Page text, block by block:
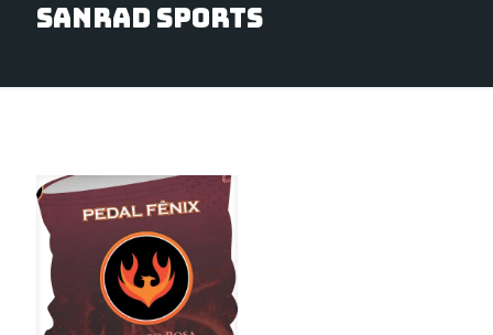
Sanrad Sports